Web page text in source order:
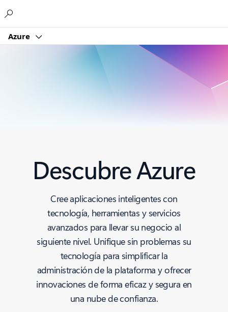
Azure
Descubre Azure
Cree aplicaciones inteligentes con
tecnología, herramientas y servicios
avanzados para llevar su negocio al
siguiente nivel. Unifique sin problemas su
tecnología para simplificar la
administración de la plataforma y ofrecer
innovaciones de forma eficaz y segura en
una nube de confianza.